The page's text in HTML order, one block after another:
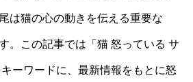
は猫の心の動きを伝える重要な
。この記事では「猫 怒っている サ
ーワードに、最新情報をもとに怒